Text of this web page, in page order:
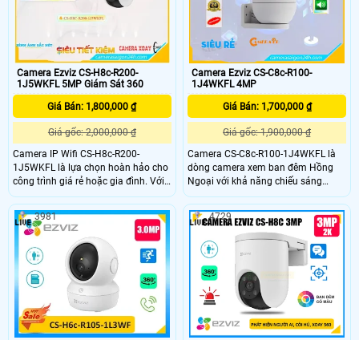
Camera Ezviz CS-H8c-R200-
1J5WKFL 5MP Giám Sát 360
Giá Bán: 1,800,000 ₫
Giá gốc: 2,000,000 ₫
Camera IP Wifi CS-H8c-R200-
1J5WKFL là lựa chọn hoàn hảo cho
công trình giá rẻ hoặc gia đình. Với
độ phân giải sắc nét lên đến 5.0
megapixel, bạn sẽ có cơ hội quan
sát mọi chi tiết một cách rõ ràng.
Đặc biệt, tính năng Full Color cho
phép xem ban đêm như ban ngày
trong khoảng cách 20m, tiết kiệm và
thuận tiện hơn
Camera Ezviz CS-C8c-R100-
1J4WKFL 4MP
Giá Bán: 1,700,000 ₫
Giá gốc: 1,900,000 ₫
Camera CS-C8c-R100-1J4WKFL là
dòng camera xem ban đêm Hồng
Ngoại với khả năng chiếu sáng
30m, mang đến hình ảnh sắc nét ở
mọi góc nhìn. Với công nghệ hình
ảnh Ultra 2k, hình ảnh trở nên rõ nét
và chất lượng cao. Thiết bị còn tích
hợp công nghệ IP Wifi, giúp dễ dàng
kết nối và sử dụng trong nhà
3981 4729